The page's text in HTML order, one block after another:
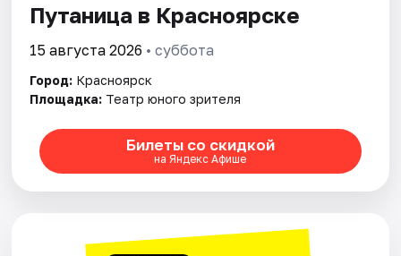
Площадки
Артисты
Рейтинги
Путаница в Красноярске
15 августа 2026 • суббота
Город: Красноярск
Площадка: Театр юного зрителя
Билеты со скидкой
на Яндекс Афише